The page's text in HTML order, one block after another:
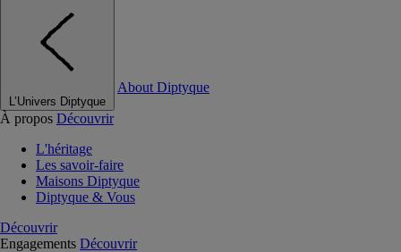
L’Univers Diptyque
About Diptyque
À propos Découvrir
L'héritage
Les savoir-faire
Maisons Diptyque
Diptyque & Vous
Découvrir
Engagements Découvrir